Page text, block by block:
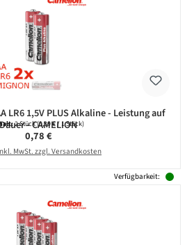
LR6 1,5V PLUS Alkaline - Leistung auf
Dauer - CAMELION
2 Stück(0,39 € / 1 Stück)
Regulärer Preis:
0,78 €
MwSt. zzgl. Versandkosten
Verfügbarkeit: